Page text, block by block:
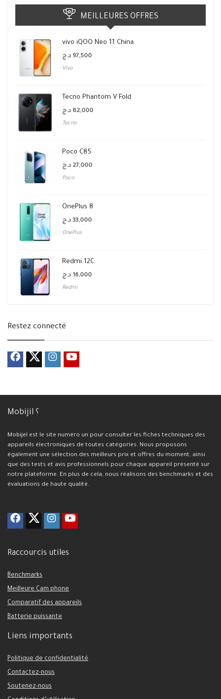
MEILLEURES OFFRES
vivo iQOO Neo 11 China
97,500 د.ج
Vivo
Tecno Phantom V Fold
82,000 د.ج
Tecno
Poco C85
27,000 د.ج
Poco
OnePlus 8
33,000 د.ج
OnePlus
Redmi 12C
16,000 د.ج
Redmi
Restez connecté
Mobijil ؟
Mobijel est le site numéro un pour consulter les fiches techniques des
appareils électroniques de toutes catégories. Nous proposons
également une sélection des meilleurs prix et offres du moment, ainsi
que des tests et avis professionnels pour chaque appareil présenté sur
notre plateforme. En plus de cela, nous réalisons des benchmarks et des
évaluations de haute qualité.
Raccourcis utiles
Benchmarks
Meilleure Cam phone
Comparatif des appareils
Batterie puissante
Liens importants
Politique de confidentialité
Contactez-nous
Soutenez-nous